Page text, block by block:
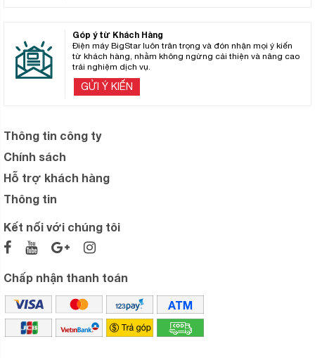
Góp ý từ Khách Hàng
Điện máy BigStar luôn trân trọng và đón nhận mọi ý kiến
từ khách hàng, nhằm không ngừng cải thiện và nâng cao
trải nghiệm dịch vụ.
GỬI Ý KIẾN
Thông tin công ty
Chính sách
Hỗ trợ khách hàng
Thông tin
Kết nối với chúng tôi
Chấp nhận thanh toán